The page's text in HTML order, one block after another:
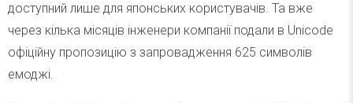
доступний лише для японських користувачів. Та вже
через кілька місяців інженери компанії подали в Unicode
офіційну пропозицію з запровадження 625 символів
емоджі.